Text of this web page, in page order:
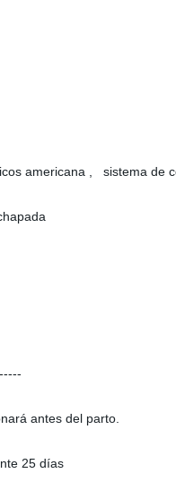
americana , sistema de
antes del parto.
25 días